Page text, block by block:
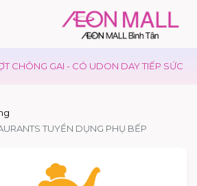
CHÔNG GAI - CÓ UDON DAY TIẾP SỨC
TUYỂN DỤNG PHỤ BẾP